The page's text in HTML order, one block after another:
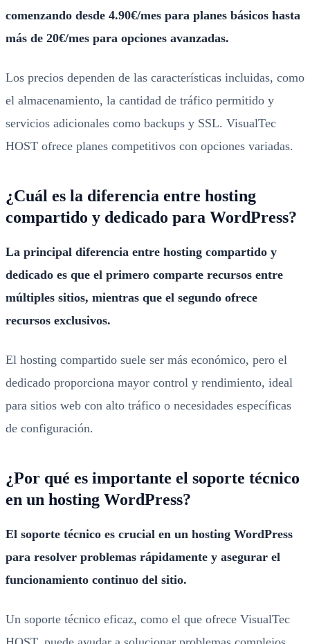
comenzando desde 4.90€/mes para planes básicos hasta
más de 20€/mes para opciones avanzadas.
Los precios dependen de las características incluidas, como
el almacenamiento, la cantidad de tráfico permitido y
servicios adicionales como backups y SSL. VisualTec
HOST ofrece planes competitivos con opciones variadas.
¿Cuál es la diferencia entre hosting
compartido y dedicado para WordPress?
La principal diferencia entre hosting compartido y
dedicado es que el primero comparte recursos entre
múltiples sitios, mientras que el segundo ofrece
recursos exclusivos.
El hosting compartido suele ser más económico, pero el
dedicado proporciona mayor control y rendimiento, ideal
para sitios web con alto tráfico o necesidades específicas
de configuración.
¿Por qué es importante el soporte técnico
en un hosting WordPress?
El soporte técnico es crucial en un hosting WordPress
para resolver problemas rápidamente y asegurar el
funcionamiento continuo del sitio.
Un soporte técnico eficaz, como el que ofrece VisualTec